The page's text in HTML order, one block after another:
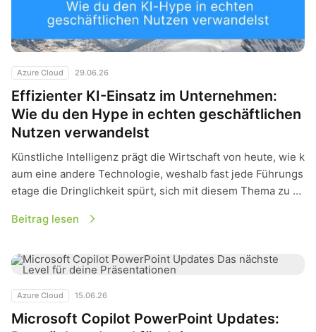
Azure Cloud 29.06.26
Effizienter KI-Einsatz im Unternehmen:
Wie du den Hype in echten geschäftlichen
Nutzen verwandelst
Künstliche Intelligenz prägt die Wirtschaft von heute, wie k
aum eine andere Technologie, weshalb fast jede Führungs
etage die Dringlichkeit spürt, sich mit diesem Thema zu …
Beitrag lesen
Azure Cloud 15.06.26
Microsoft Copilot PowerPoint Updates:
Microsoft Copilot PowerPoint Updates: Das nächste Level